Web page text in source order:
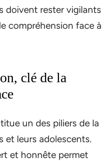
doivent rester vigilants
compréhension face à
clé de la
un des piliers de la
et leurs adolescents.
et honnête permet